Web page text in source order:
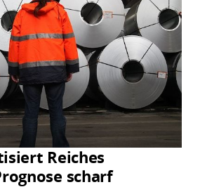
Reiches
scharf